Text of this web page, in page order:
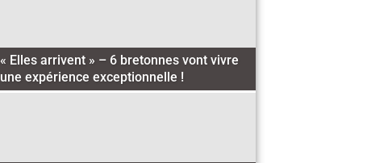
« Elles arrivent » – 6 bretonnes vont vivre
une expérience exceptionnelle !